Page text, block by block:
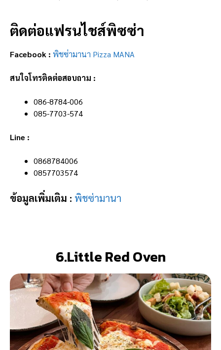
ติดต่อแฟรนไชส์พิซซ่า
Facebook : พิชซ่ามานา Pizza MANA
สนใจโทรติดต่อสอบถาม :
086-8784-006
085-7703-574
Line :
0868784006
0857703574
ข้อมูลเพิ่มเติม : พิชซ่ามานา
6.Little Red Oven